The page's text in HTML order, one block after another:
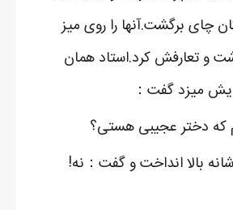
چای برگشت.آنها را روی میز
و تعارفش کرد.استاد همان
میزد گفت：
که دختر عجیبی هستی؟
بالا انداخت و گفت：نه!